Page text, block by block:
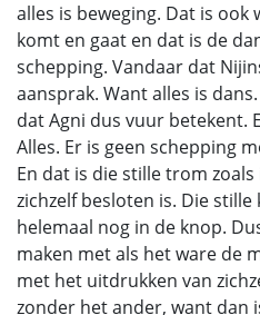
alles is beweging. Dat is
komt en gaat en dat is de
schepping. Vandaar dat
aansprak. Want alles is
dat Agni dus vuur betekent.
Alles. Er is geen schepping
En dat is die stille trom zoals
zichzelf besloten is. Die
helemaal nog in de knop.
maken met als het ware de
met het uitdrukken van
zonder het ander, want dan